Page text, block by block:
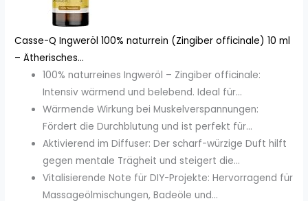
Casse-Q Ingweröl 100% naturrein (Zingiber officinale) 10 ml
– Ätherisches...
100% naturreines Ingweröl – Zingiber officinale:
Intensiv wärmend und belebend. Ideal für...
Wärmende Wirkung bei Muskelverspannungen:
Fördert die Durchblutung und ist perfekt für...
Aktivierend im Diffuser: Der scharf-würzige Duft hilft
gegen mentale Trägheit und steigert die...
Vitalisierende Note für DIY-Projekte: Hervorragend für
Massageölmischungen, Badeöle und...